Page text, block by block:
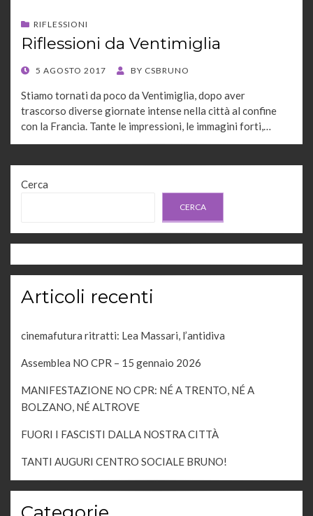
RIFLESSIONI
Riflessioni da Ventimiglia
POSTED
5 AGOSTO 2017 BY CSBRUNO
Stiamo tornati da poco da Ventimiglia, dopo aver
trascorso diverse giornate intense nella città al confine
con la Francia. Tante le impressioni, le immagini forti,…
Cerca
CERCA
Articoli recenti
cinemafutura ritratti: Lea Massari, l’antidiva
Assemblea NO CPR – 15 gennaio 2026
MANIFESTAZIONE NO CPR: NÉ A TRENTO, NÉ A
BOLZANO, NÉ ALTROVE
FUORI I FASCISTI DALLA NOSTRA CITTÀ
TANTI AUGURI CENTRO SOCIALE BRUNO!